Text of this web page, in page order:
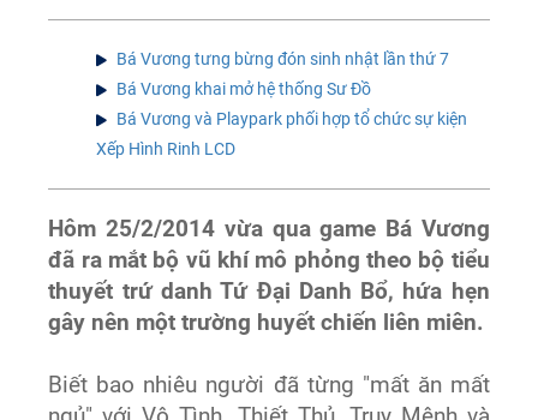
Bá Vương tưng bừng đón sinh nhật lần thứ 7
Bá Vương khai mở hệ thống Sư Đồ
Bá Vương và Playpark phối hợp tổ chức sự kiện
Xếp Hình Rinh LCD
Hôm 25/2/2014 vừa qua game Bá Vương
đã ra mắt bộ vũ khí mô phỏng theo bộ tiểu
thuyết trứ danh Tứ Đại Danh Bổ, hứa hẹn
gây nên một trường huyết chiến liên miên.
Biết bao nhiêu người đã từng "mất ăn mất